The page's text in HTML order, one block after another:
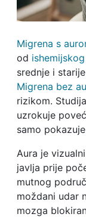
Migrena s
od
srednje i
Migrena bez
rizikom.
uzrokuje
samo
Aura je
javlja prije
mutnog
moždani udar
mozga